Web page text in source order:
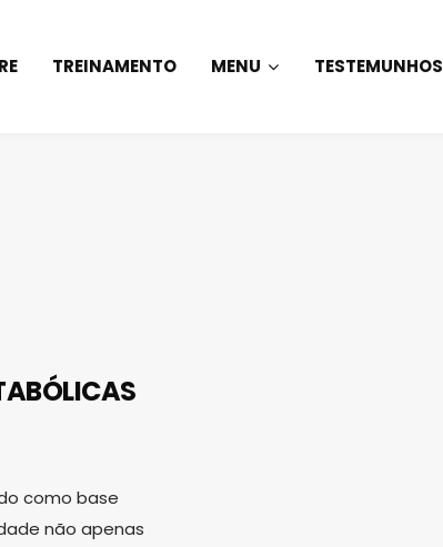
TREINAMENTO MENU TESTEMUNHOS
como base
não apenas